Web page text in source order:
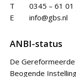
T
0345 – 61 01
E
info@gbs.nl
ANBI-status
De
Beogende